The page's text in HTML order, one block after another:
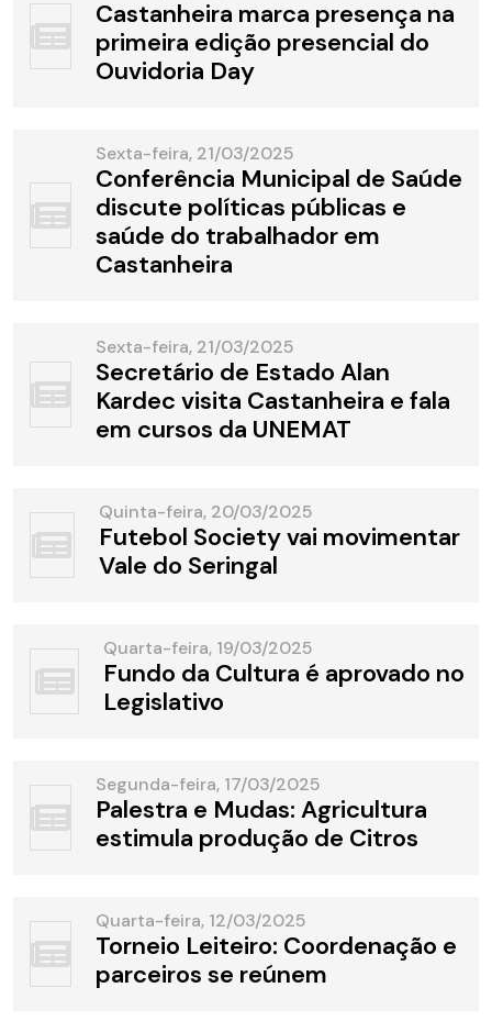
Castanheira marca presença na
primeira edição presencial do
Ouvidoria Day
Sexta-feira, 21/03/2025
Conferência Municipal de Saúde
discute políticas públicas e
saúde do trabalhador em
Castanheira
Sexta-feira, 21/03/2025
Secretário de Estado Alan
Kardec visita Castanheira e fala
em cursos da UNEMAT
Quinta-feira, 20/03/2025
Futebol Society vai movimentar
Vale do Seringal
Quarta-feira, 19/03/2025
Fundo da Cultura é aprovado no
Legislativo
Segunda-feira, 17/03/2025
Palestra e Mudas: Agricultura
estimula produção de Citros
Quarta-feira, 12/03/2025
Torneio Leiteiro: Coordenação e
parceiros se reúnem